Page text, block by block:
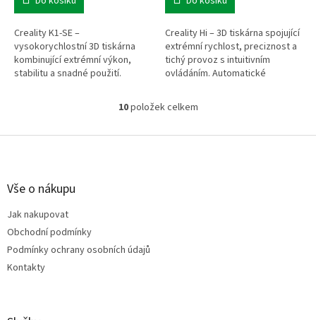
Creality K1-SE –
vysokorychlostní 3D tiskárna
kombinující extrémní výkon,
stabilitu a snadné použití.
Creality Hi – 3D tiskárna spojující
extrémní rychlost, preciznost a
tichý provoz s intuitivním
ovládáním. Automatické
senzorem, přímý extrudér,
aktivní...
O
l
10položek celkem
Z
Vše o nákupu
Jak nakupovat
Obchodní podmínky
Podmínky ochrany osobních údajů
Kontakty